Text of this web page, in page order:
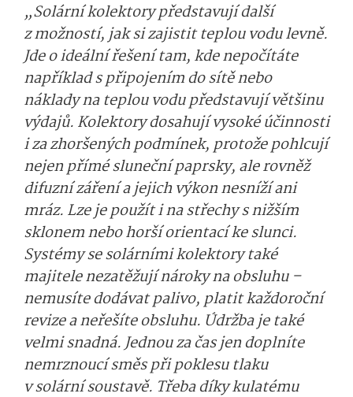
„Solární kolektory představují další
z možností, jak si zajistit teplou vodu levně.
Jde o ideální řešení tam, kde nepočítáte
například s připojením do sítě nebo
náklady na teplou vodu představují většinu
výdajů. Kolektory dosahují vysoké účinnosti
i za zhoršených podmínek, protože pohlcují
nejen přímé sluneční paprsky, ale rovněž
difuzní záření a jejich výkon nesníží ani
mráz. Lze je použít i na střechy s nižším
sklonem nebo horší orientací ke slunci.
Systémy se solárními kolektory také
majitele nezatěžují nároky na obsluhu –
nemusíte dodávat palivo, platit každoroční
revize a neřešíte obsluhu. Údržba je také
velmi snadná. Jednou za čas jen doplníte
nemrznoucí směs při poklesu tlaku
v solární soustavě. Třeba díky kulatému